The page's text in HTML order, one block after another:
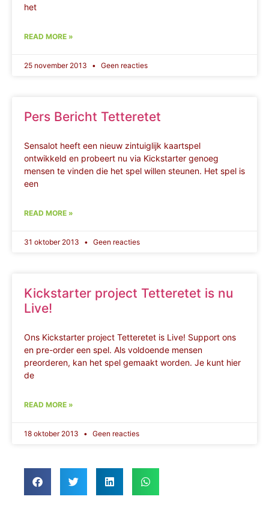
het
READ MORE »
25 november 2013 Geen reacties
Pers Bericht Tetteretet
Sensalot heeft een nieuw zintuiglijk kaartspel
ontwikkeld en probeert nu via Kickstarter genoeg
mensen te vinden die het spel willen steunen. Het spel is
een
READ MORE »
31 oktober 2013 Geen reacties
Kickstarter project Tetteretet is nu
Live!
Ons Kickstarter project Tetteretet is Live! Support ons
en pre-order een spel. Als voldoende mensen
preorderen, kan het spel gemaakt worden. Je kunt hier
de
READ MORE »
18 oktober 2013 Geen reacties